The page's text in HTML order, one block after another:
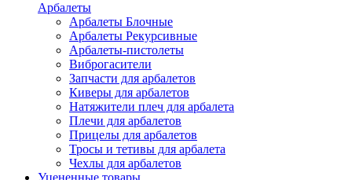
Арбалеты
Арбалеты Блочные
Арбалеты Рекурсивные
Арбалеты-пистолеты
Виброгасители
Запчасти для арбалетов
Киверы для арбалетов
Натяжители плеч для арбалета
Плечи для арбалетов
Прицелы для арбалетов
Тросы и тетивы для арбалета
Чехлы для арбалетов
Уцененные товары